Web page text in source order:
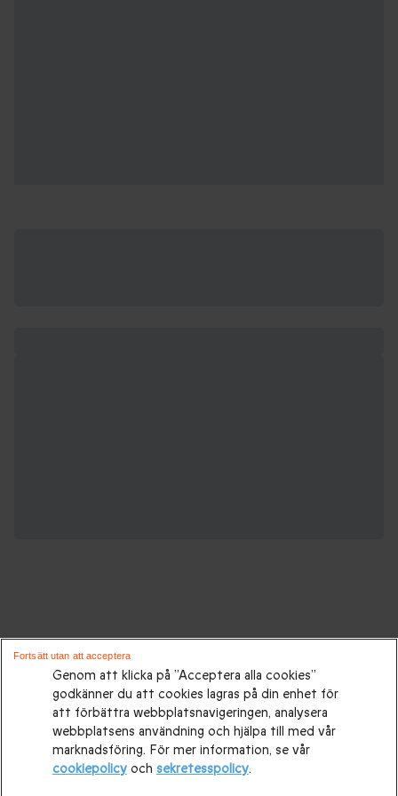
Gåvor för alla tillfällen:
Presenttips|Presenter till henne|Presenter till honom
Presenter till par|Födelsedagspresenter |Mors dag-
presenter|Presentidéer till Fars dag|Bröllopspresenter
Genom att klicka på ”Acceptera alla cookies”
godkänner du att cookies lagras på din enhet för
att förbättra webbplatsnavigeringen, analysera
webbplatsens användning och hjälpa till med vår
marknadsföring. För mer information, se vår
cookiepolicyoch sekretesspolicy.
Fortsätt utan att acceptera